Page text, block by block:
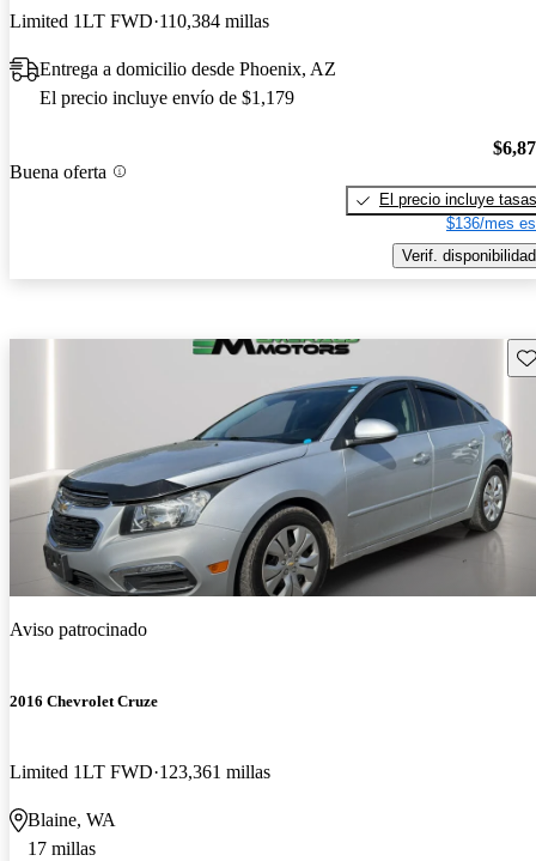
Limited 1LT FWD 110,384 millas
Entrega a domicilio desde Phoenix, AZ
El precio incluye envío de $1,179
Buena oferta
El precio incluye tasas
$136/mes
Verif. disponibilidad
Aviso patrocinado
2016 Chevrolet Cruze
Limited 1LT FWD 123,361 millas
Blaine, WA
17 millas